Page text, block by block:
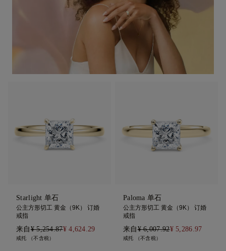
Starlight 单石
公主方形切工 黄金（9K） 订婚
戒指
来自¥ 5,254.87¥ 4,624.29
戒托 （不含税）
Paloma 单石
公主方形切工 黄金（9K） 订婚
戒指
来自¥ 6,007.92¥ 5,286.97
戒托 （不含税）